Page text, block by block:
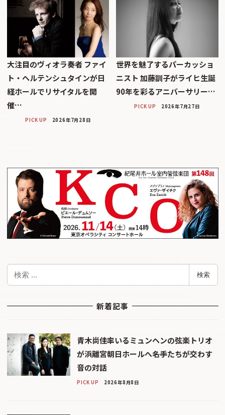
大注目のヴィオラ奏者 ファイ
ト・ヘルテンシュタインが日
経ホールでリサイタルを開
催…
PICK UP 2026年7月28日
世界を魅了するパーカッショ
ニスト 加藤訓子がライヒ生誕
90年を彩るアニバーサリー…
PICK UP 2026年7月27日
検
検索
新着記事
青木尚佳率いるミュンヘンの弦楽トリオ
が浜離宮朝日ホールへ――名手たちが交わす
音の対話
PICK UP 2026年8月8日